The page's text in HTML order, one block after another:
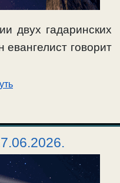
двух гадаринских
говорит